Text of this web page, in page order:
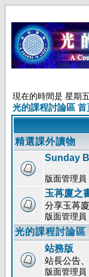
現在的時間是 星期
光的課程討論區 首
精選課外讀物
Sunday
版面管理員
玉苒廈之
分享玉苒
版面管理員
光的課程討論區
站務版
站長公告
版面管理員